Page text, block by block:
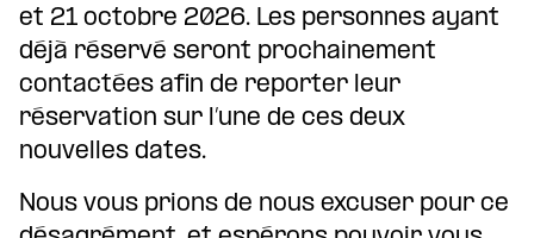
et 21 octobre 2026. Les personnes ayant
déjà réservé seront prochainement
contactées afin de reporter leur
réservation sur l’une de ces deux
nouvelles dates.
Nous vous prions de nous excuser pour ce